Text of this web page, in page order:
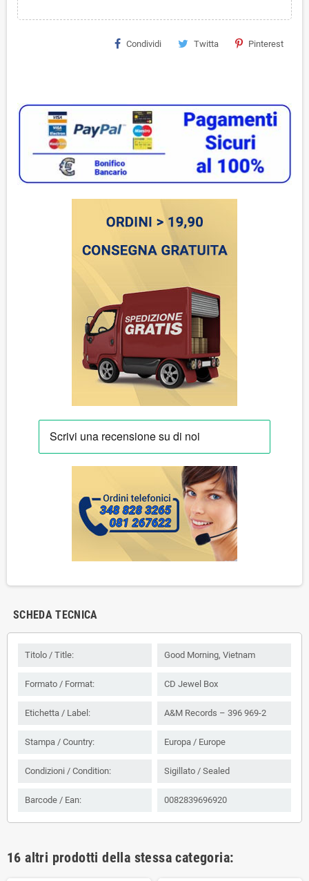
Condividi Twitta Pinterest
SCHEDA TECNICA
Titolo / Title: Good Morning, Vietnam
Formato / Format: CD Jewel Box
Etichetta / Label: A&M Records ‎– 396 969-2
Stampa / Country: Europa / Europe
Condizioni / Condition: Sigillato / Sealed
Barcode / Ean: 0082839696920
16 altri prodotti della stessa categoria: